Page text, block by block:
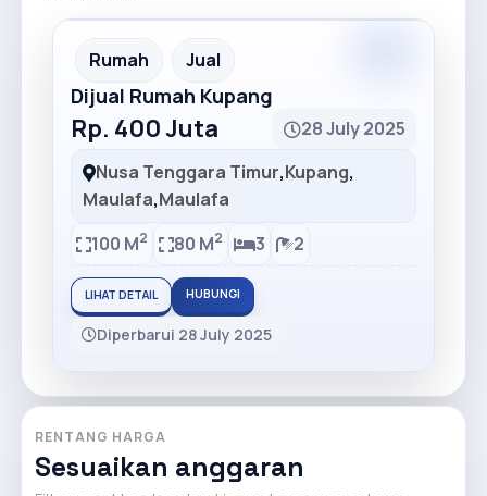
Partner Ad
Rumah Jual
Dijual Rumah Kupang
Rp. 400 Juta
28 July 2025
Nusa Tenggara Timur,Kupang,
Maulafa,Maulafa
100 M2 80 M2 3 2
LIHAT DETAIL HUBUNGI
Diperbarui 28 July 2025
RENTANG HARGA
Sesuaikan anggaran